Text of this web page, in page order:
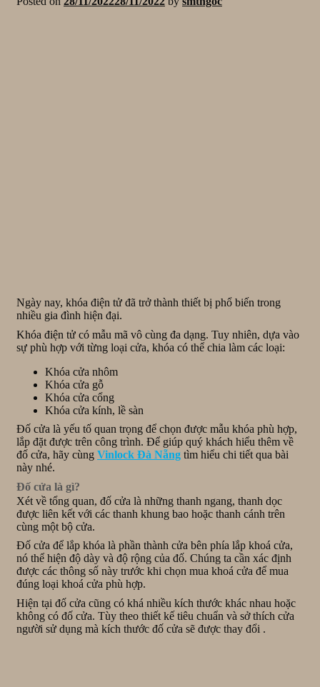
Ngày nay, khóa điện tử đã trở thành thiết bị phổ biến trong
nhiều gia đình hiện đại.
Khóa điện tử có mẫu mã vô cùng đa dạng. Tuy nhiên, dựa vào
sự phù hợp với từng loại cửa, khóa có thể chia làm các loại:
Khóa cửa nhôm
Khóa cửa gỗ
Khóa cửa cổng
Khóa cửa kính, lề sàn
Đố cửa là yếu tố quan trọng để chọn được mẫu khóa phù hợp,
lắp đặt được trên công trình. Để giúp quý khách hiểu thêm về
đố cửa, hãy cùng Vinlock Đà Nẵng tìm hiểu chi tiết qua bài
này nhé.
Đố cửa là gì?
Xét về tổng quan, đố cửa là những thanh ngang, thanh dọc
được liên kết với các thanh khung bao hoặc thanh cánh trên
cùng một bộ cửa.
Đố cửa để lắp khóa là phần thành cửa bên phía lắp khoá cửa,
nó thể hiện độ dày và độ rộng của đố. Chúng ta cần xác định
được các thông số này trước khi chọn mua khoá cửa để mua
đúng loại khoá cửa phù hợp.
Hiện tại đố cửa cũng có khá nhiều kích thước khác nhau hoặc
không có đố cửa. Tùy theo thiết kế tiêu chuẩn và sở thích cửa
người sử dụng mà kích thước đố cửa sẽ được thay đổi .